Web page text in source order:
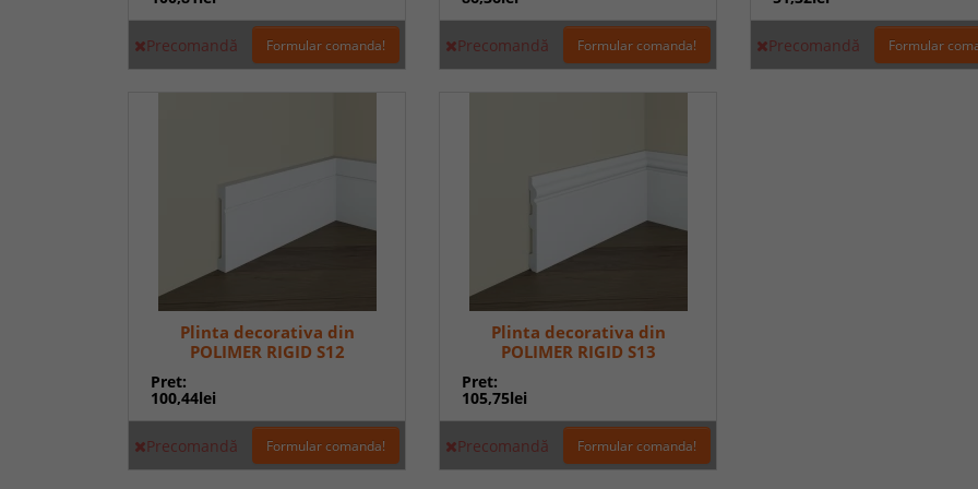
Precomandă Formular comanda! Precomandă Formular comanda! Precomandă Formular
Plinta decorativa din
POLIMER RIGID S12
Pret:
100,44lei
Precomandă Formular comanda!
Plinta decorativa din
POLIMER RIGID S13
Pret:
105,75lei
Precomandă Formular comanda!